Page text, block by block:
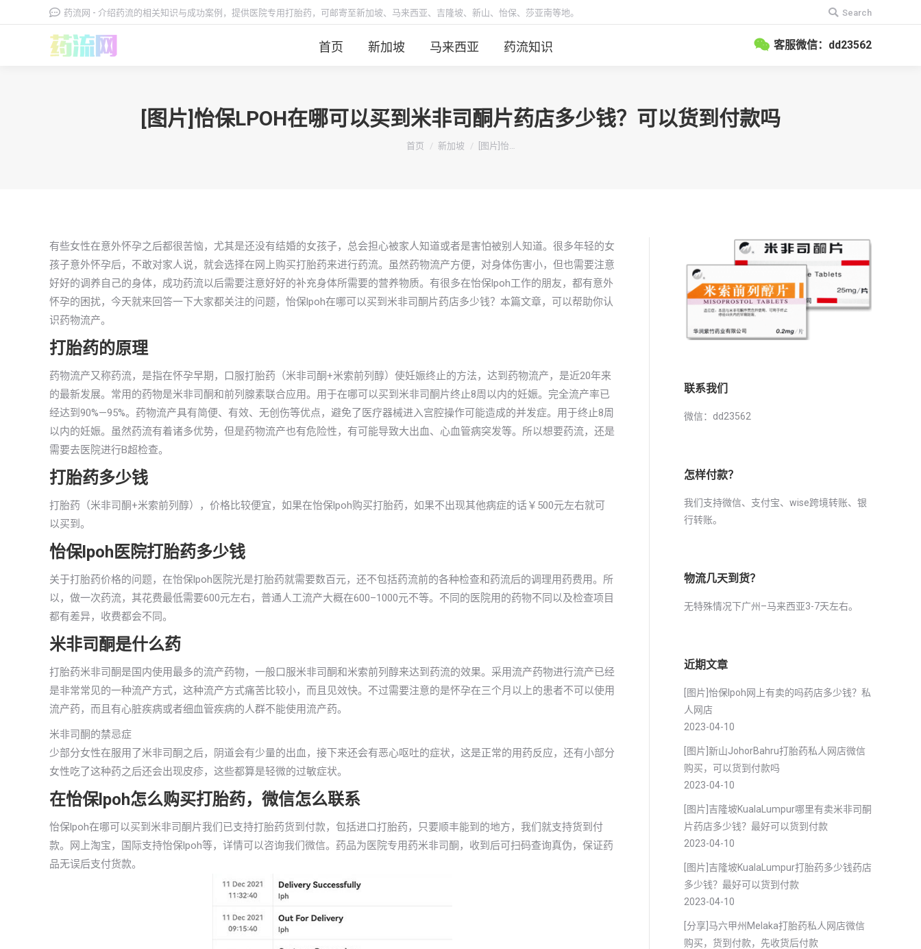
药流网 - 介绍药流的相关知识与成功案例，提供医院专用打胎药，可邮寄至新加坡、马来西亚、吉隆坡、新山、怡保、莎亚南等地。
搜
索：
Search
首页 新加坡 马来西亚 药流知识 客服微信：dd23562
[图片]怡保LPOH在哪可以买到米非司酮片药店多少钱？可以货到付款吗
你在这里：
首页 新加坡 [图片]怡…
有些女性在意外怀孕之后都很苦恼，尤其是还没有结婚的女孩子，总会担心被家人知道或者是害怕被别人知道。很多年轻的女
孩子意外怀孕后，不敢对家人说，就会选择在网上购买打胎药来进行药流。虽然药物流产方便，对身体伤害小，但也需要注意
好好的调养自己的身体，成功药流以后需要注意好好的补充身体所需要的营养物质。有很多在怡保lpoh工作的朋友，都有意外
怀孕的困扰，今天就来回答一下大家都关注的问题，怡保lpoh在哪可以买到米非司酮片药店多少钱？本篇文章，可以帮助你认
识药物流产。
打胎药的原理
药物流产又称药流，是指在怀孕早期，口服打胎药（米非司酮+米索前列醇）使妊娠终止的方法，达到药物流产，是近20年来
的最新发展。常用的药物是米非司酮和前列腺素联合应用。用于在哪可以买到米非司酮片终止8周以内的妊娠。完全流产率已
经达到90%—95%。药物流产具有简便、有效、无创伤等优点，避免了医疗器械进入宫腔操作可能造成的并发症。用于终止8周
以内的妊娠。虽然药流有着诸多优势，但是药物流产也有危险性，有可能导致大出血、心血管病突发等。所以想要药流，还是
需要去医院进行B超检查。
打胎药多少钱
打胎药（米非司酮+米索前列醇），价格比较便宜，如果在怡保lpoh购买打胎药，如果不出现其他病症的话￥500元左右就可
以买到。
怡保lpoh医院打胎药多少钱
关于打胎药价格的问题，在怡保lpoh医院光是打胎药就需要数百元，还不包括药流前的各种检查和药流后的调理用药费用。所
以，做一次药流，其花费最低需要600元左右，普通人工流产大概在600–1000元不等。不同的医院用的药物不同以及检查项目
都有差异，收费都会不同。
米非司酮是什么药
打胎药米非司酮是国内使用最多的流产药物，一般口服米非司酮和米索前列醇来达到药流的效果。采用流产药物进行流产已经
是非常常见的一种流产方式，这种流产方式痛苦比较小，而且见效快。不过需要注意的是怀孕在三个月以上的患者不可以使用
流产药，而且有心脏疾病或者细血管疾病的人群不能使用流产药。
米非司酮的禁忌症
少部分女性在服用了米非司酮之后，阴道会有少量的出血，接下来还会有恶心呕吐的症状，这是正常的用药反应，还有小部分
女性吃了这种药之后还会出现皮疹，这些都算是轻微的过敏症状。
在怡保lpoh怎么购买打胎药，微信怎么联系
怡保lpoh在哪可以买到米非司酮片我们已支持打胎药货到付款，包括进口打胎药，只要顺丰能到的地方，我们就支持货到付
款。网上淘宝，国际支持怡保lpoh等，详情可以咨询我们微信。药品为医院专用药米非司酮，收到后可扫码查询真伪，保证药
品无误后支付货款。
联系我们
微信：dd23562
怎样付款？
我们支持微信、支付宝、wise跨境转账、银
行转账。
物流几天到货？
无特殊情况下广州–马来西亚3-7天左右。
近期文章
[图片]怡保lpoh网上有卖的吗药店多少钱？私
人网店
2023-04-10
[图片]新山JohorBahru打胎药私人网店微信
购买，可以货到付款吗
2023-04-10
[图片]吉隆坡KualaLumpur哪里有卖米非司酮
片药店多少钱？最好可以货到付款
2023-04-10
[图片]吉隆坡KualaLumpur打胎药多少钱药店
多少钱？最好可以货到付款
2023-04-10
[分享]马六甲州Melaka打胎药私人网店微信
购买，货到付款，先收货后付款